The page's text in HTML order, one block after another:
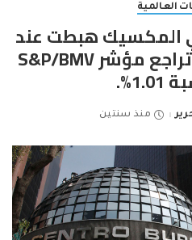
العالمية
المكسيك هبطت عند
نهاية جلسة اليوم؛ تراجع مؤشر S&P/BMV
منذ سنتين